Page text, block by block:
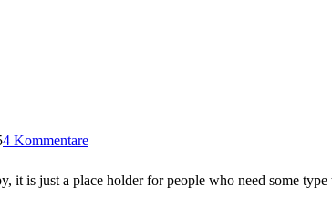
4 Kommentare
it is just a place holder for people who need some